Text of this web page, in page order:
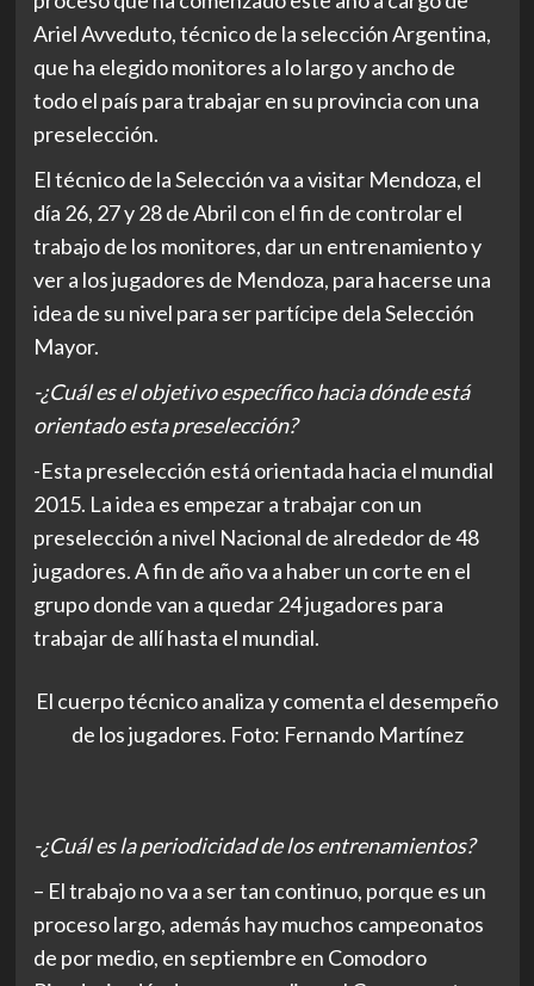
Ariel Avveduto, técnico de la selección Argentina,
que ha elegido monitores a lo largo y ancho de
todo el país para trabajar en su provincia con una
preselección.
El técnico de la Selección va a visitar Mendoza, el
día 26, 27 y 28 de Abril con el fin de controlar el
trabajo de los monitores, dar un entrenamiento y
ver a los jugadores de Mendoza, para hacerse una
idea de su nivel para ser partícipe dela Selección
Mayor.
-¿Cuál es el objetivo específico hacia dónde está
orientado esta preselección?
-Esta preselección está orientada hacia el mundial
2015. La idea es empezar a trabajar con un
preselección a nivel Nacional de alrededor de 48
jugadores. A fin de año va a haber un corte en el
grupo donde van a quedar 24 jugadores para
trabajar de allí hasta el mundial.
El cuerpo técnico analiza y comenta el desempeño
de los jugadores. Foto: Fernando Martínez
-¿Cuál es la periodicidad de los entrenamientos?
– El trabajo no va a ser tan continuo, porque es un
proceso largo, además hay muchos campeonatos
de por medio, en septiembre en Comodoro